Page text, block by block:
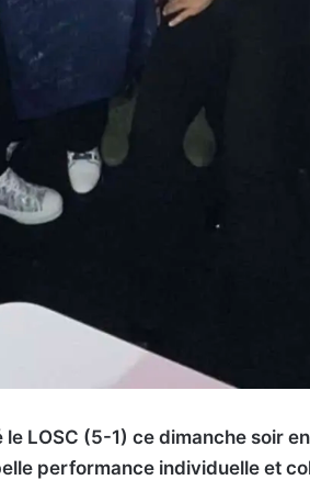
LOSC (5-1) ce dimanche soir
performance individuelle et